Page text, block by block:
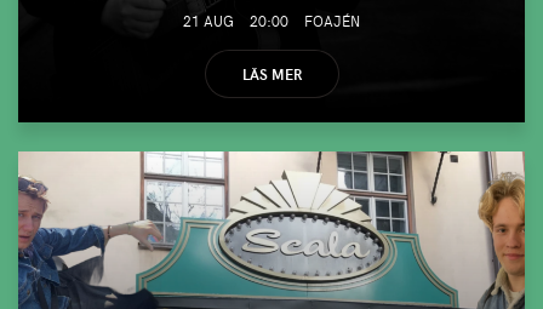
21 AUG 20:00 FOAJÉN
LÄS MER